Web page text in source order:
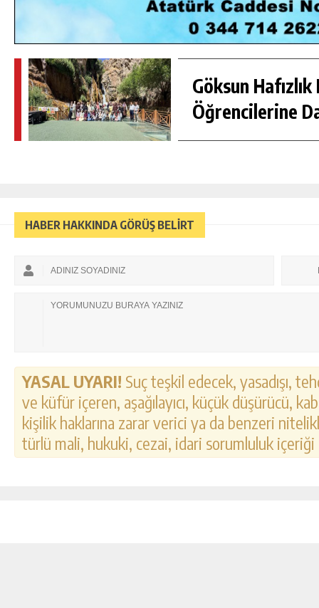
Göksun Hafızlık
Öğrencilerine
HABER HAKKINDA GÖRÜŞ BELİRT
YASAL UYARI! Suç teşkil edecek, yasadışı,
ve küfür içeren, aşağılayıcı, küçük düşürücü,
kişilik haklarına zarar verici ya da benzeri
türlü mali, hukuki, cezai, idari sorumluluk
GÜNLÜK HABER AKIŞI
GÖKSUN HAFIZLIK KIZ KUR’AN KURSU
ÖĞRENCILERINE DARENDE GEZISI.